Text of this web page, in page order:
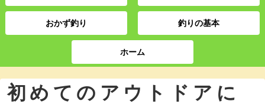
おかず釣り 釣りの基本
ホーム
初めてのアウトドアに